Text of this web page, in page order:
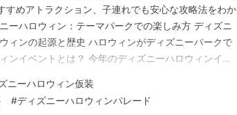
すめアトラクション、子連れでも安心な攻略法をわか
ーハロウィン：テーマパークでの楽しみ方 ディズニ
ィンの起源と歴史 ハロウィンがディズニーパークで
ンイベントとは？ 今年のディズニーハロウィンイベ
のハロウィンコスプレ 仮装の準備とアイデア 家族
べ物とお…
ニーハロウィン仮装
#ディズニーハロウィンパレード